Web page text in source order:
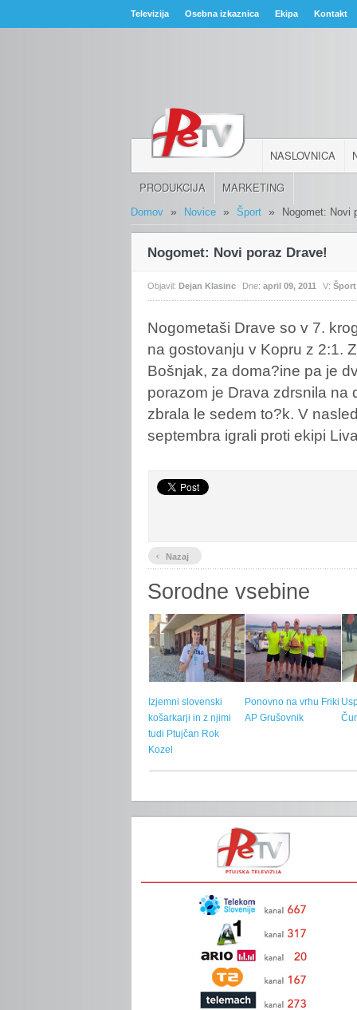
Televizija Osebna izkaznica Ekipa Kontakt
NASLOVNICA
PRODUKCIJA MARKETING
Domov » Novice » Šport » Nogomet: Novi
Nogomet: Novi poraz Drave!
Objavil:Dejan Klasinc Dne:april 09, 2011 V:Šport
Nogometaši Drave so v 7.
na gostovanju v Kopru z 2:1.
Bošnjak, za doma?ine pa je
porazom je Drava zdrsnila na
zbrala le sedem to?k. V
septembra igrali proti ekipi
‹ Nazaj
Sorodne vsebine
Izjemni slovenski
košarkarji in z njimi
tudi Ptujčan Rok
Kozel
Ponovno na vrhu Friki
AP Grušovnik